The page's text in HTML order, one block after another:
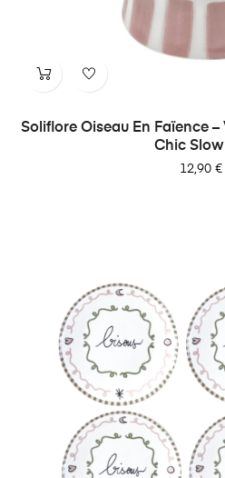
Soliflore Oiseau En Faïence
Chic
Prix
12,90 €